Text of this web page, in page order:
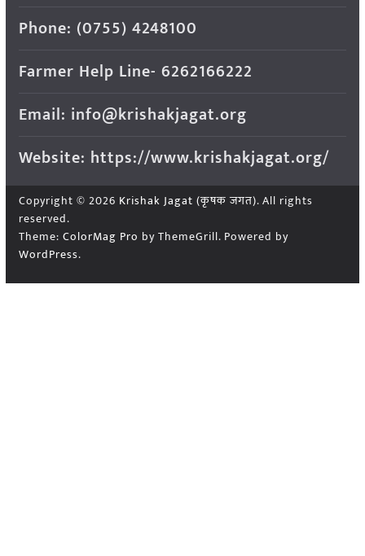
Phone: (0755) 4248100
Farmer Help Line- 6262166222
Email: info@krishakjagat.org
Website: https://www.krishakjagat.org/
Copyright © 2026 Krishak Jagat (कृषक जगत). All rights
reserved.
Theme: ColorMag Pro by ThemeGrill. Powered by
WordPress.